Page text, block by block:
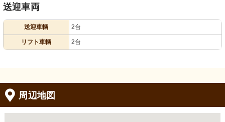
送迎車両
送迎車輌 2台
リフト車輌 2台
周辺地図